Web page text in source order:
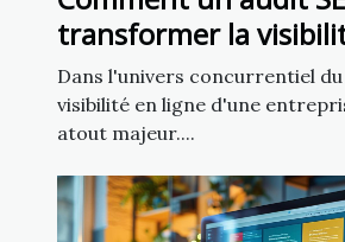
transformer la
de votre entreprise
Dans l'univers concurrentiel du
visibilité en ligne d'une
atout majeur....